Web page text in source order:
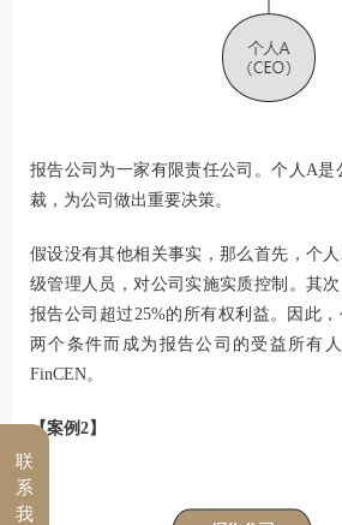
报告公司为一家有限责任公司。个人A是
裁，为公司做出重要决策。
假设没有其他相关事实，那么首先，个
级管理人员，对公司实施实质控制。其
报告公司超过25%的所有权利益。因此
两个条件而成为报告公司的受益所有
FinCEN。
【案例2】
联
系
我